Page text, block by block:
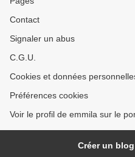
Contact
Signaler un abus
C.G.U.
Cookies et données
Préférences cookies
Voir le profil de emmila sur le
Créer un